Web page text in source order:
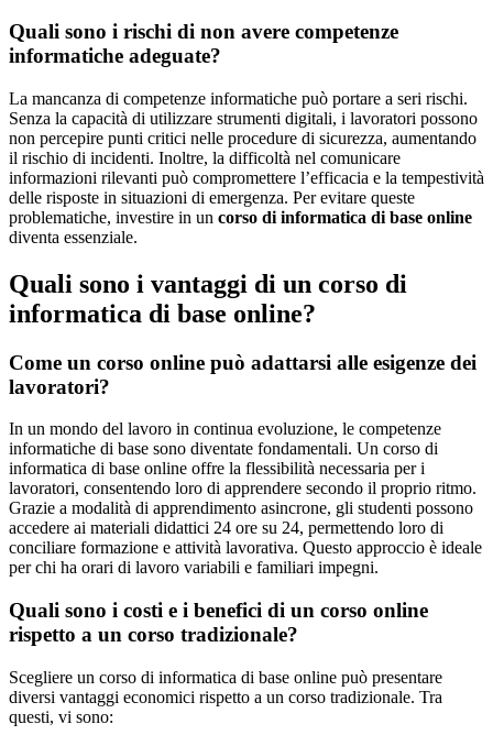
Quali sono i rischi di non avere competenze
informatiche adeguate?
La mancanza di competenze informatiche può portare a seri rischi.
Senza la capacità di utilizzare strumenti digitali, i lavoratori possono
non percepire punti critici nelle procedure di sicurezza, aumentando
il rischio di incidenti. Inoltre, la difficoltà nel comunicare
informazioni rilevanti può compromettere l’efficacia e la tempestività
delle risposte in situazioni di emergenza. Per evitare queste
problematiche, investire in un corso di informatica di base online
diventa essenziale.
Quali sono i vantaggi di un corso di
informatica di base online?
Come un corso online può adattarsi alle esigenze dei
lavoratori?
In un mondo del lavoro in continua evoluzione, le competenze
informatiche di base sono diventate fondamentali. Un corso di
informatica di base online offre la flessibilità necessaria per i
lavoratori, consentendo loro di apprendere secondo il proprio ritmo.
Grazie a modalità di apprendimento asincrone, gli studenti possono
accedere ai materiali didattici 24 ore su 24, permettendo loro di
conciliare formazione e attività lavorativa. Questo approccio è ideale
per chi ha orari di lavoro variabili e familiari impegni.
Quali sono i costi e i benefici di un corso online
rispetto a un corso tradizionale?
Scegliere un corso di informatica di base online può presentare
diversi vantaggi economici rispetto a un corso tradizionale. Tra
questi, vi sono: